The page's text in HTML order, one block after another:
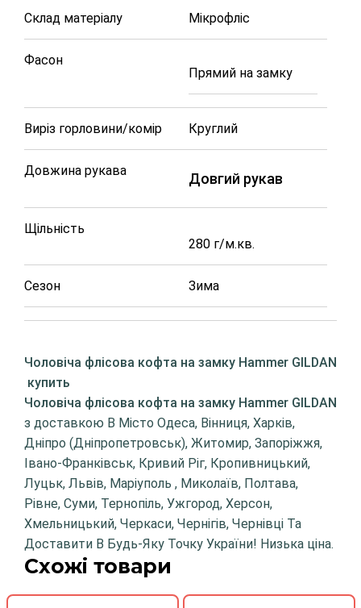
Склад матеріалу Мікрофліс
Фасон
Прямий на замку
Виріз горловини/комір Круглий
Довжина рукава Довгий рукав
Щільність
280 г/м.кв.
Сезон Зима
Чоловіча флісова кофта на замку Hammer GILDAN
купить
Чоловіча флісова кофта на замку Hammer GILDAN
з доставкою В Місто Одеса, Вінниця, Харків,
Дніпро (Дніпропетровськ), Житомир, Запоріжжя,
Івано-Франківськ, Кривий Ріг, Кропивницький,
Луцьк, Львів, Маріуполь , Миколаїв, Полтава,
Рівне, Суми, Тернопіль, Ужгород, Херсон,
Хмельницький, Черкаси, Чернігів, Чернівці Та
Доставити В Будь-Яку Точку України! Низька ціна.
Схожі товари